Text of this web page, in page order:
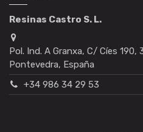
Resinas Castro S. L.
Pol. Ind. A Granxa, C/ Cíes 190,
Pontevedra, España
+34 986 34 29 53